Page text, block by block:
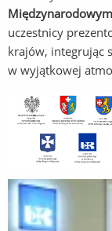
uczestnicy
krajów, integrując
w wyjątkowej